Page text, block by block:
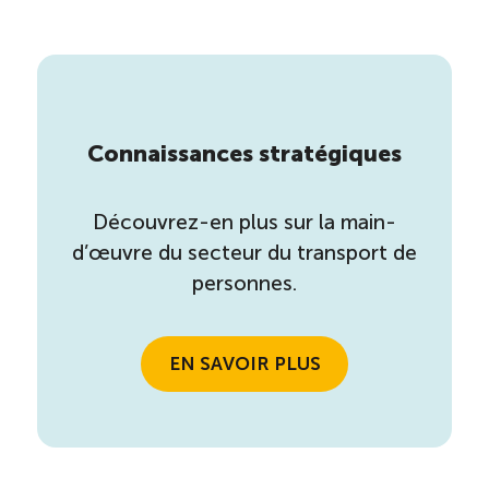
Connaissances stratégiques
Découvrez-en plus sur la main-
d’œuvre du secteur du transport de
personnes.
EN SAVOIR PLUS